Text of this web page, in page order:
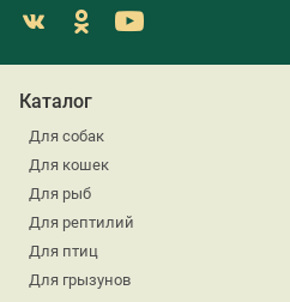
Каталог
Для собак
Для кошек
Для рыб
Для рептилий
Для птиц
Для грызунов